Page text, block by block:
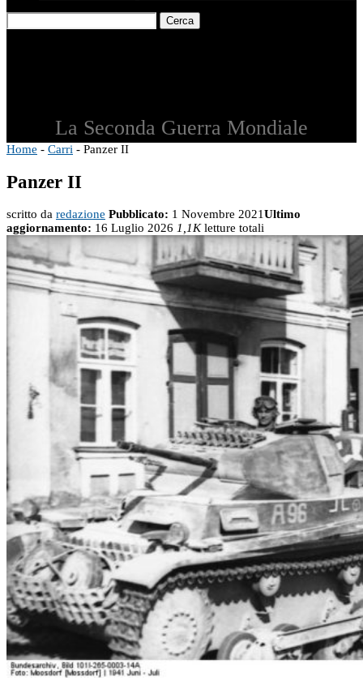
Cerca
La Seconda Guerra Mondiale
Home - Carri - Panzer II
Panzer II
scritto da redazione Pubblicato: 1 Novembre 2021Ultimo
aggiornamento: 16 Luglio 2026 1,1Kletture totali